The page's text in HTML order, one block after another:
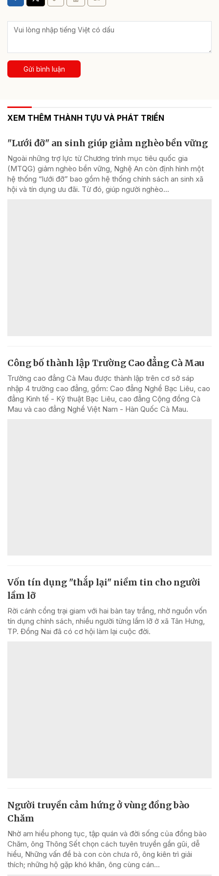
Gửi bình luận
XEM THÊM THÀNH TỰU VÀ PHÁT TRIỂN
"Lưới đỡ" an sinh giúp giảm nghèo bền vững
Ngoài những trợ lực từ Chương trình mục tiêu quốc gia
(MTQG) giảm nghèo bền vững, Nghệ An còn định hình một
hệ thống “lưới đỡ” bao gồm hệ thống chính sách an sinh xã
hội và tín dụng ưu đãi. Từ đó, giúp người nghèo...
Công bố thành lập Trường Cao đẳng Cà Mau
Trường cao đẳng Cà Mau được thành lập trên cơ sở sáp
nhập 4 trường cao đẳng, gồm: Cao đẳng Nghề Bạc Liêu, cao
đẳng Kinh tế - Kỹ thuật Bạc Liêu, cao đẳng Cộng đồng Cà
Mau và cao đẳng Nghề Việt Nam - Hàn Quốc Cà Mau.
Vốn tín dụng "thắp lại" niềm tin cho người
lầm lỡ
Rời cánh cổng trại giam với hai bàn tay trắng, nhờ nguồn vốn
tín dụng chính sách, nhiều người từng lầm lỡ ở xã Tân Hưng,
TP. Đồng Nai đã có cơ hội làm lại cuộc đời.
Người truyền cảm hứng ở vùng đồng bào
Chăm
Nhờ am hiểu phong tục, tập quán và đời sống của đồng bào
Chăm, ông Thông Sết chọn cách tuyên truyền gần gũi, dễ
hiểu, Những vấn đề bà con còn chưa rõ, ông kiên trì giải
thích; những hộ gặp khó khăn, ông cùng cán...